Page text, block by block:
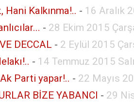
Hani Kalkınma!.. - 16 Aralık
- 28 Ekim 2015
DECCAL - 2 Eylül 2015
- 14 Temmuz 2015
Parti yapar!.. - 22 Mayıs
BİZE YABANCI - 29